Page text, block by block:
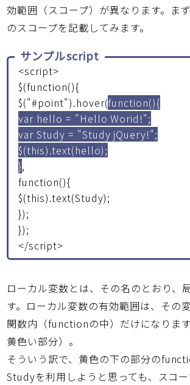
効範囲（スコープ）が異なります。ま
のスコープを記載してみます。
サンプルscript
<script>
$(function(){
$("#point").hover(function(){
var hello = "Hello Worid!";
var Study = "Study jQuery!";
$(this).text(hello);
},
function(){
$(this).text(Study);
});
});
</script>
ローカル変数とは、その名のとおり、
す。ローカル変数の有効範囲は、その
関数内（functionの中）だけになりま
黄色い部分）。
そういう訳で、黄色の下の部分の
Studyを利用しようと思っても、スコ